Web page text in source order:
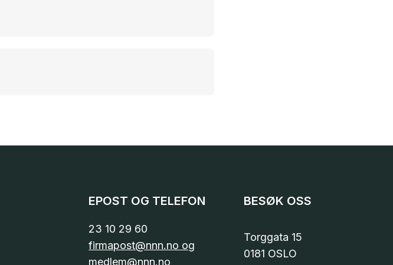
EPOST OG TELEFON
23 10 29 60
firmapost@nnn.no og
medlem@nnn.no
BESØK OSS
Torggata 15
0181 OSLO